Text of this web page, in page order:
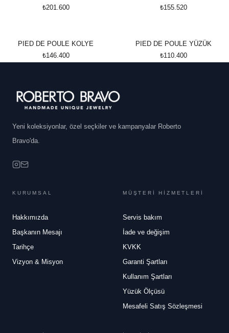
₺201.600
₺155.520
PIED DE POULE KOLYE
₺146.400
PIED DE POULE YÜZÜK
₺110.400
Yeni koleksiyonlar, özel seçkiler ve kampanyalar Roberto
Bravo'da.
KURUMSAL
Hakkımızda
Başkanın Mesajı
Tarihçe
Vizyon & Misyon
MÜŞTERİ HİZMETLERİ
Servis bakım
İade ve değişim
KVKK
Garanti Şartları
Kullanım Şartları
Yüzük Ölçüsü
Mesafeli Satış Sözleşmesi